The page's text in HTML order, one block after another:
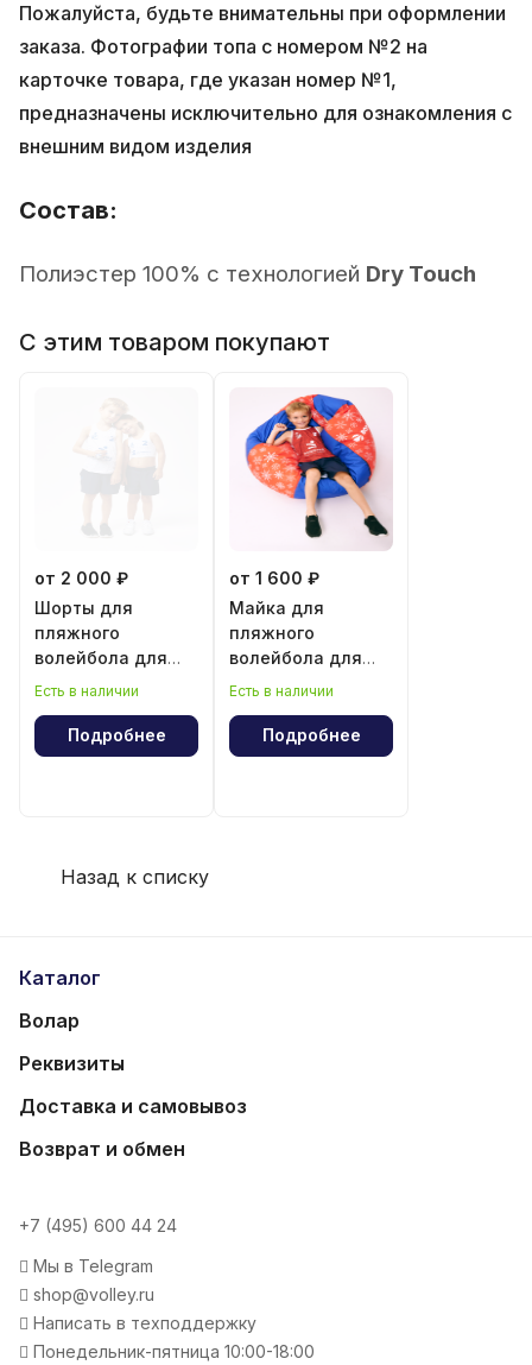
Пожалуйста, будьте внимательны при оформлении
заказа. Фотографии топа с номером №2 на
карточке товара, где указан номер №1,
предназначены исключительно для ознакомления с
внешним видом изделия
Состав:
Полиэстер 100% с технологией Dry Touch
С этим товаром покупают
от 2 000 ₽
Шорты для
пляжного
волейбола для
мальчика и
Есть в наличии
Подробнее
от 1 600 ₽
Майка для
пляжного
волейбола для
мальчика
Есть в наличии
Подробнее
Назад к списку
Каталог
Волар
Реквизиты
Доставка и самовывоз
Возврат и обмен
+7 (495) 600 44 24
Мы в Telegram
shop@volley.ru
Написать в техподдержку
Понедельник-пятница 10:00-18:00